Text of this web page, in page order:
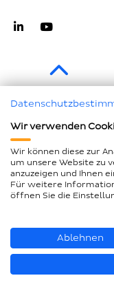
Impressum
Datenschutz
Compliance
AEB und LkSG
Seitenübersicht
© Loesch
Wir verwenden
Wir können diese zur
um unsere Website zu
anzuzeigen und Ihnen
Für weitere
öffnen Sie die
Ablehnen